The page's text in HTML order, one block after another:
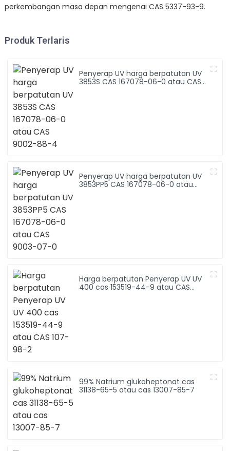
perkembangan masa depan mengenai CAS 5337-93-9.
Produk Terlaris
Penyerap UV harga berpatutan UV
3853S CAS 167078-06-0 atau CAS
Penyerap UV harga berpatutan UV
3853PP5 CAS 167078-06-0 atau
Harga berpatutan Penyerap UV UV
400 cas 153519-44-9 atau CAS
99% Natrium glukoheptonat cas
31138-65-5 atau cas 13007-85-7